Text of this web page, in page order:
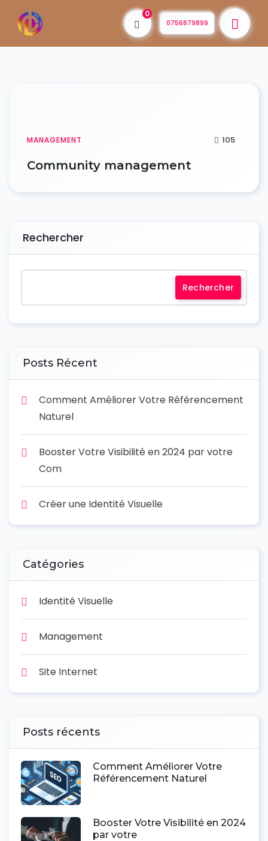
0
0756879899
MANAGEMENT 105
Community management
Rechercher
Rechercher
Posts Récent
Comment Améliorer Votre Référencement
Naturel
Booster Votre Visibilité en 2024 par votre
Com
Créer une Identité Visuelle
Catégories
Identité Visuelle
Management
Site Internet
Posts récents
Comment Améliorer Votre
Référencement Naturel
Booster Votre Visibilité en 2024
par votre